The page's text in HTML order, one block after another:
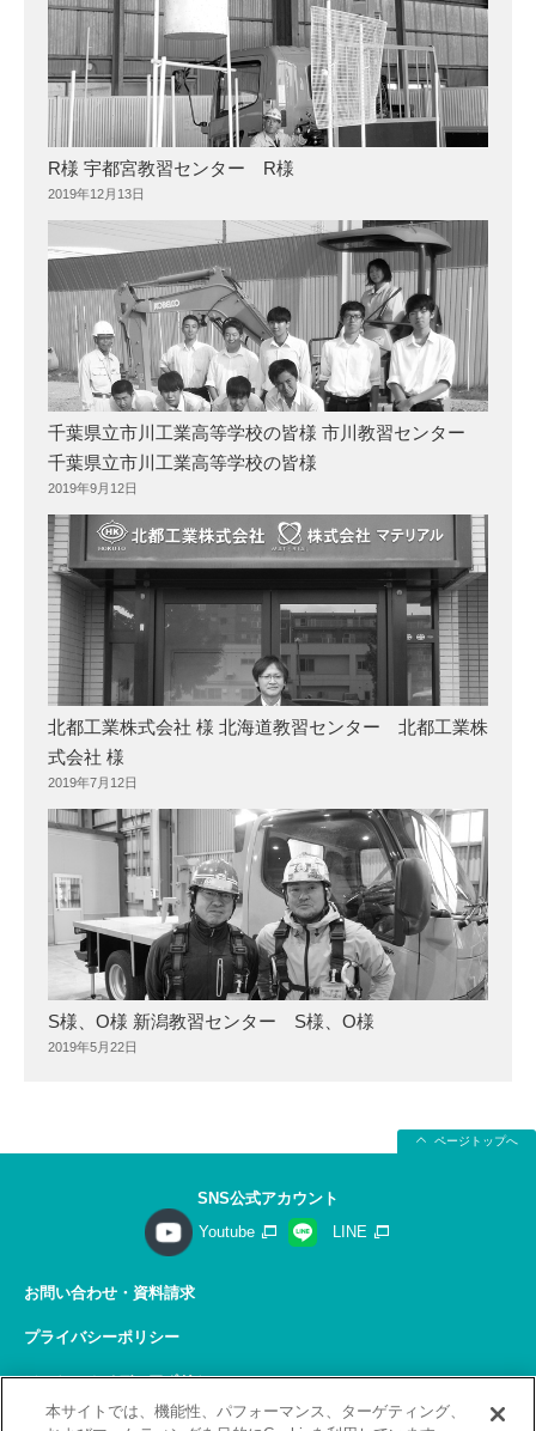
R様 宇都宮教習センター R様
2019年12月13日
千葉県立市川工業高等学校の皆様 市川教習センター
千葉県立市川工業高等学校の皆様
2019年9月12日
北都工業株式会社 様 北海道教習センター 北都工業株
式会社 様
2019年7月12日
S様、O様 新潟教習センター S様、O様
2019年5月22日
ページトップへ
SNS公式アカウント
Youtube
LINE
お問い合わせ・資料請求
プライバシーポリシー
ソーシャルメディアポリシー
サイトの利用について
本サイトでは、機能性、パフォーマンス、ターゲティング、